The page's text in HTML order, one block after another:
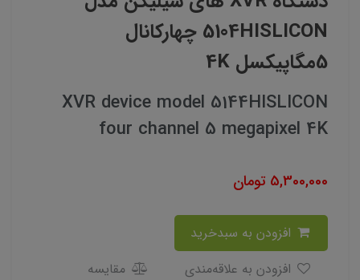
5104HISLICON چهارکانال
5مگاپیکسل 4K
XVR device model 5144HISLICON
four channel 5 megapixel 4K
5,300,000 تومان
مقایسه